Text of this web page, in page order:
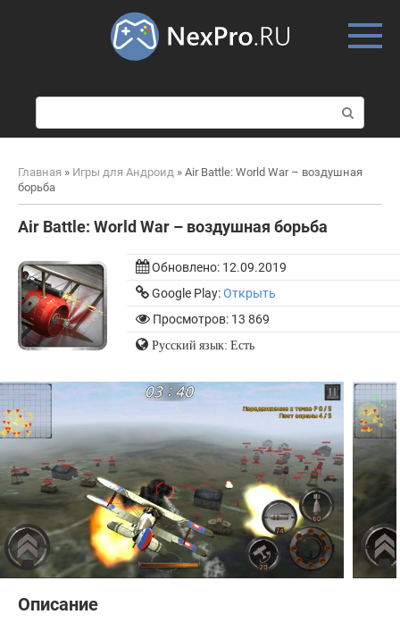
о
и
к
Главная » Игры для Андроид » Air Battle: World War – воздушная
борьба
Air Battle: World War – воздушная борьба
Обновлено: 12.09.2019
Google Play:Открыть
Просмотров: 13 869
Русский язык: Есть
Описание